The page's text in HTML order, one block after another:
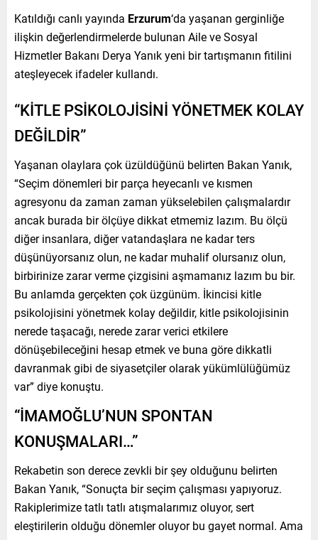
Katıldığı canlı yayında Erzurum‘da yaşanan gerginliğe
ilişkin değerlendirmelerde bulunan Aile ve Sosyal
Hizmetler Bakanı Derya Yanık yeni bir tartışmanın fitilini
ateşleyecek ifadeler kullandı.
“KİTLE PSİKOLOJİSİNİ YÖNETMEK KOLAY
DEĞİLDİR”
Yaşanan olaylara çok üzüldüğünü belirten Bakan Yanık,
“Seçim dönemleri bir parça heyecanlı ve kısmen
agresyonu da zaman zaman yükselebilen çalışmalardır
ancak burada bir ölçüye dikkat etmemiz lazım. Bu ölçü
diğer insanlara, diğer vatandaşlara ne kadar ters
düşünüyorsanız olun, ne kadar muhalif olursanız olun,
birbirinize zarar verme çizgisini aşmamanız lazım bu bir.
Bu anlamda gerçekten çok üzgünüm. İkincisi kitle
psikolojisini yönetmek kolay değildir, kitle psikolojisinin
nerede taşacağı, nerede zarar verici etkilere
dönüşebileceğini hesap etmek ve buna göre dikkatli
davranmak gibi de siyasetçiler olarak yükümlülüğümüz
var” diye konuştu.
“İMAMOĞLU’NUN SPONTAN
KONUŞMALARI…”
Rekabetin son derece zevkli bir şey olduğunu belirten
Bakan Yanık, “Sonuçta bir seçim çalışması yapıyoruz.
Rakiplerimize tatlı tatlı atışmalarımız oluyor, sert
eleştirilerin olduğu dönemler oluyor bu gayet normal. Ama